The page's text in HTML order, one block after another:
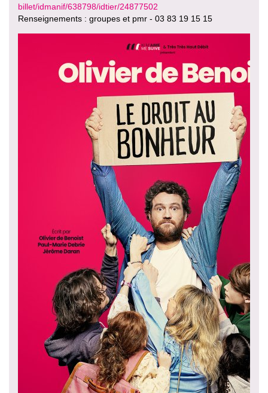
billet/idmanif/638798/idtier/24877502
Renseignements : groupes et pmr - 03 83 19 15 15